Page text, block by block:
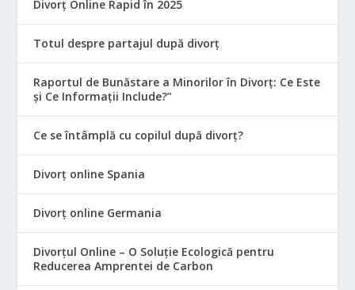
Divorț Online Rapid în 2025
Totul despre partajul după divorț
Raportul de Bunăstare a Minorilor în Divorț: Ce Este
și Ce Informații Include?”
Ce se întâmplă cu copilul după divorț?
Divorț online Spania
Divorț online Germania
Divorțul Online – O Soluție Ecologică pentru
Reducerea Amprentei de Carbon